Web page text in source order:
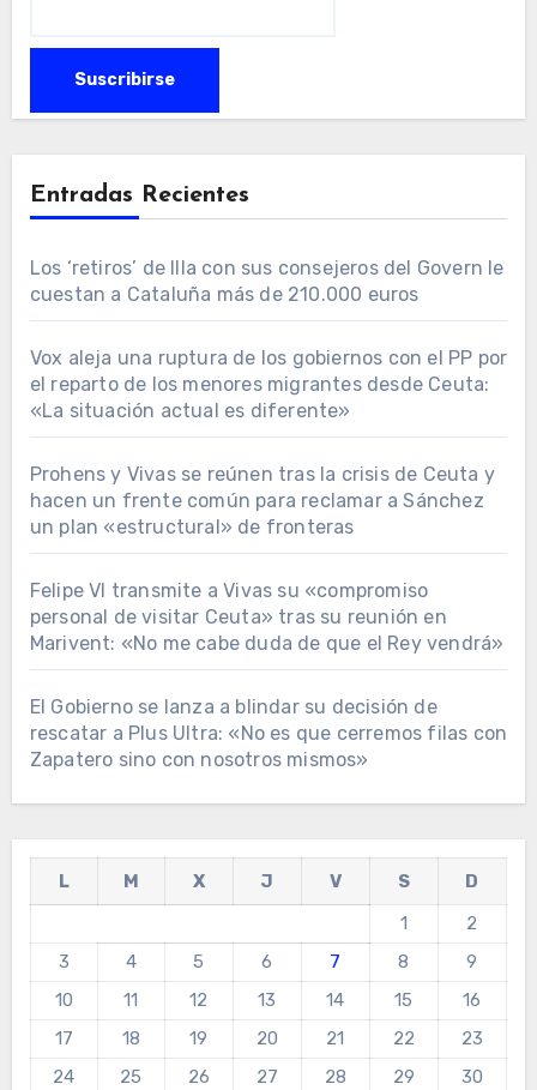
Entradas Recientes
Los ‘retiros’ de Illa con sus consejeros del Govern le
cuestan a Cataluña más de 210.000 euros
Vox aleja una ruptura de los gobiernos con el PP por
el reparto de los menores migrantes desde Ceuta:
«La situación actual es diferente»
Prohens y Vivas se reúnen tras la crisis de Ceuta y
hacen un frente común para reclamar a Sánchez
un plan «estructural» de fronteras
Felipe VI transmite a Vivas su «compromiso
personal de visitar Ceuta» tras su reunión en
Marivent: «No me cabe duda de que el Rey vendrá»
El Gobierno se lanza a blindar su decisión de
rescatar a Plus Ultra: «No es que cerremos filas con
Zapatero sino con nosotros mismos»
L M X J V S
D
1
2
3
4 5 6 7 8
9
10
11 12 13 14 15
16
17
18 19 20 21 22
23
24
25 26 27 28 29
30